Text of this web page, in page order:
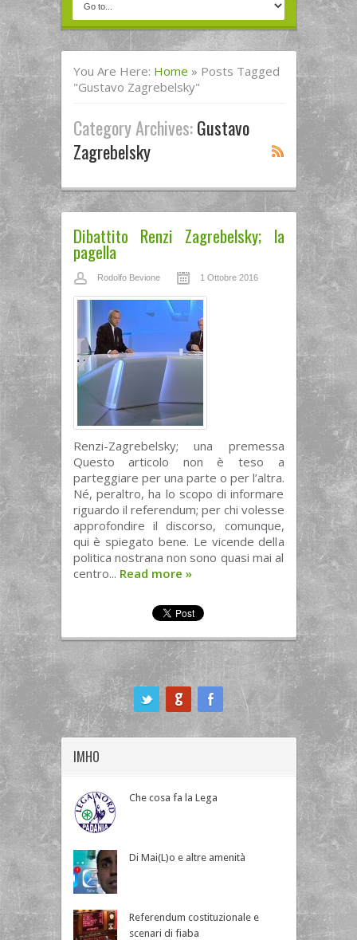
You Are Here: Home » Posts Tagged
"Gustavo Zagrebelsky"
Category Archives:Gustavo
Zagrebelsky
Dibattito Renzi Zagrebelsky; la
pagella
Rodolfo Bevione 1 Ottobre 2016
Renzi-Zagrebelsky; una premessa
Questo articolo non è teso a
parteggiare per una parte o per l’altra.
Né, peraltro, ha lo scopo di informare
riguardo il referendum; per chi volesse
approfondire il discorso, comunque,
qui è spiegato bene. Le vicende della
politica nostrana non sono quasi mai al
centro... Read more »
IMHO
Che cosa fa la Lega
Di Mai(L)o e altre amenità
Referendum costituzionale e
scenari di fiaba